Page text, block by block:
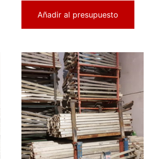
Añadir al presupuesto